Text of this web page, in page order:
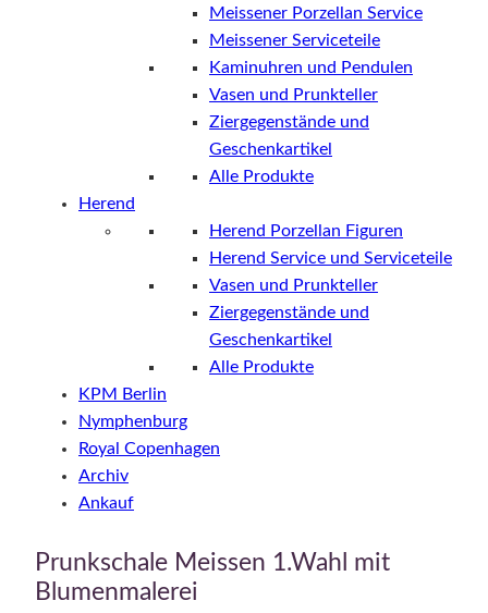
Meissener Porzellan Service
Meissener Serviceteile
Kaminuhren und Pendulen
Vasen und Prunkteller
Ziergegenstände und
Geschenkartikel
Alle Produkte
Herend
Herend Porzellan Figuren
Herend Service und Serviceteile
Vasen und Prunkteller
Ziergegenstände und
Geschenkartikel
Alle Produkte
KPM Berlin
Nymphenburg
Royal Copenhagen
Archiv
Ankauf
Prunkschale Meissen 1.Wahl mit
Blumenmalerei